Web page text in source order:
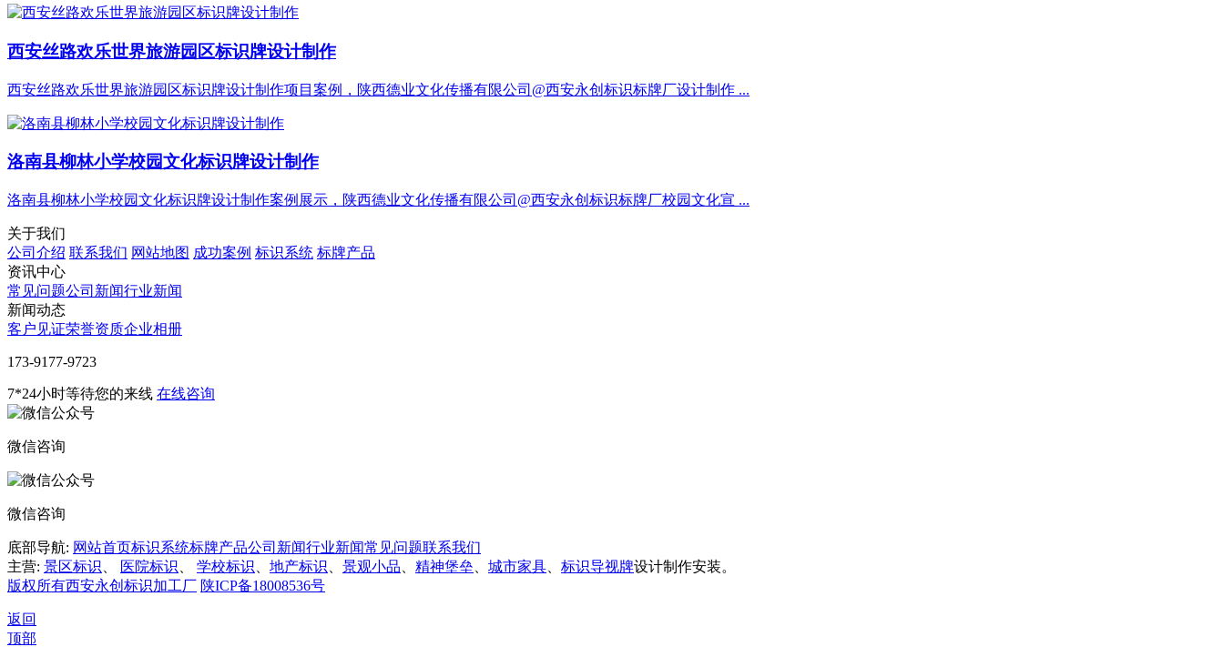
西安丝路欢乐世界旅游园区标识牌设计制作
西安丝路欢乐世界旅游园区标识牌设计制作项目案例，陕西德业文化传播有限公司@西安永创标识标牌厂设计制作 ...
洛南县柳林小学校园文化标识牌设计制作
洛南县柳林小学校园文化标识牌设计制作案例展示，陕西德业文化传播有限公司@西安永创标识标牌厂校园文化宣 ...
关于我们
公司介绍 联系我们 网站地图 成功案例 标识系统 标牌产品
资讯中心
常见问题公司新闻行业新闻
新闻动态
客户见证荣誉资质企业相册
‭173-9177-9723
7*24小时等待您的来线 在线咨询
微信咨询
微信咨询
底部导航: 网站首页标识系统标牌产品公司新闻行业新闻常见问题联系我们
主营: 景区标识 医院标识 学校标识 地产标识 景观小品 精神堡垒 城市家具 标识导视牌设计制作安装。
版权所有西安永创标识加工厂 陕ICP备18008536号
返回
顶部